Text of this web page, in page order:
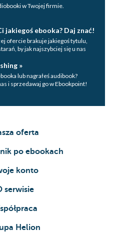
w Twojej firmie.
jakiegoś ebooka? Daj znać!
ofercie brakuje jakiegoś tytulu,
by jak najszybciej się u nas
»
lub nagrałeś audibook?
i sprzedawaj go w Ebookpoint!
oferta
po ebookach
konto
serwisie
Helion